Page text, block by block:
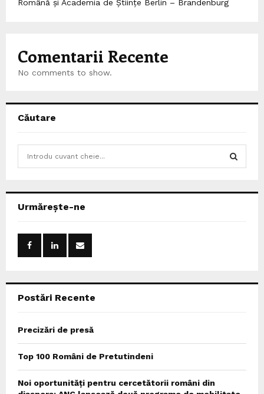
Română și Academia de Științe Berlin – Brandenburg
Comentarii Recente
No comments to show.
Căutare
h
Urmărește-ne
Postări Recente
Precizări de presă
Top 100 Români de Pretutindeni
Noi oportunități pentru cercetătorii români din